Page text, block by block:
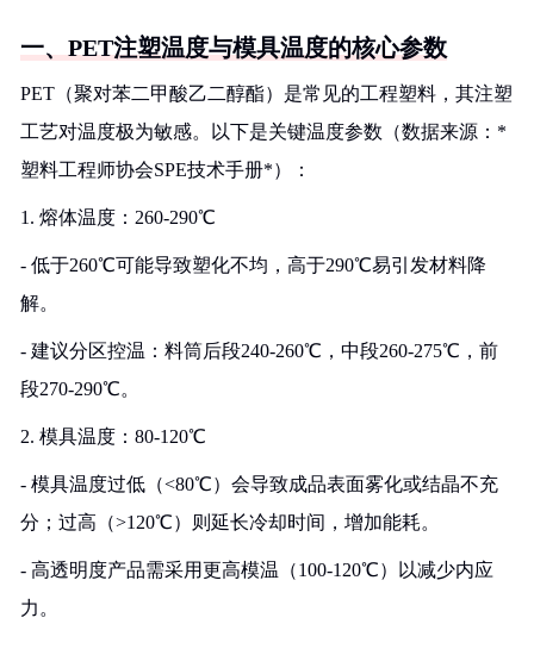
一、PET注塑温度与模具温度的核心参数
PET（聚对苯二甲酸乙二醇酯）是常见的工程塑料，其注塑
工艺对温度极为敏感。以下是关键温度参数（数据来源：*
塑料工程师协会SPE技术手册*）：
1. 熔体温度：260-290℃
- 低于260℃可能导致塑化不均，高于290℃易引发材料降
解。
- 建议分区控温：料筒后段240-260℃，中段260-275℃，前
段270-290℃。
2. 模具温度：80-120℃
- 模具温度过低（<80℃）会导致成品表面雾化或结晶不充
分；过高（>120℃）则延长冷却时间，增加能耗。
- 高透明度产品需采用更高模温（100-120℃）以减少内应
力。